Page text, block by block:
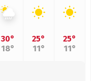
30°
18°
25°
11°
25°
11°